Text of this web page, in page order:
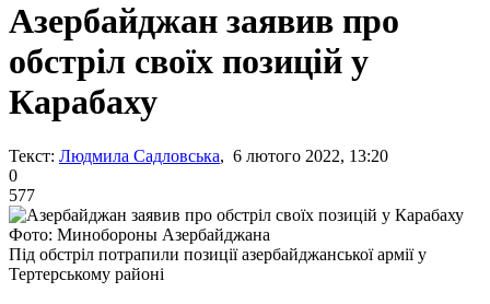
Азербайджан заявив про
обстріл своїх позицій у
Карабаху
Текст: Людмила Садловська, 6 лютого 2022, 13:20
0
577
Фото: Минобороны Азербайджана
Під обстріл потрапили позиції азербайджанської армії у
Тертерському районі